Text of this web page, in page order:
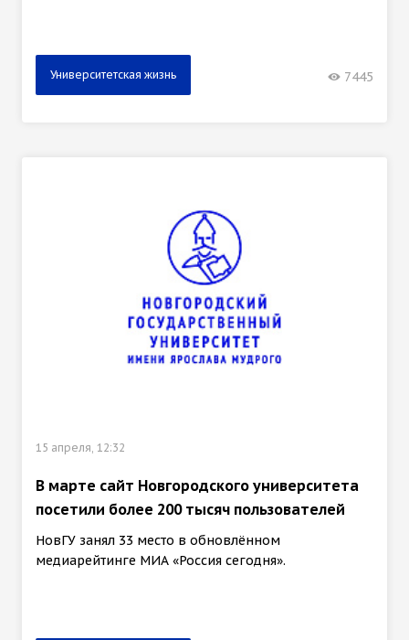
Университетская жизнь 7445
15 апреля, 12:32
В марте сайт Новгородского университета
посетили более 200 тысяч пользователей
НовГУ занял 33 место в обновлённом
медиарейтинге МИА «Россия сегодня».